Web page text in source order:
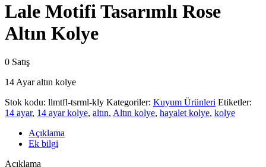
Lale Motifi Tasarımlı Rose
Altın Kolye
0 Satış
14 Ayar altın kolye
Stok kodu: llmtfl-tsrml-kly Kategoriler: Kuyum Ürünleri Etiketler:
14 ayar, 14 ayar kolye, altın, Altın kolye, hayalet kolye, kolye
Açıklama
Ek bilgi
Açıklama